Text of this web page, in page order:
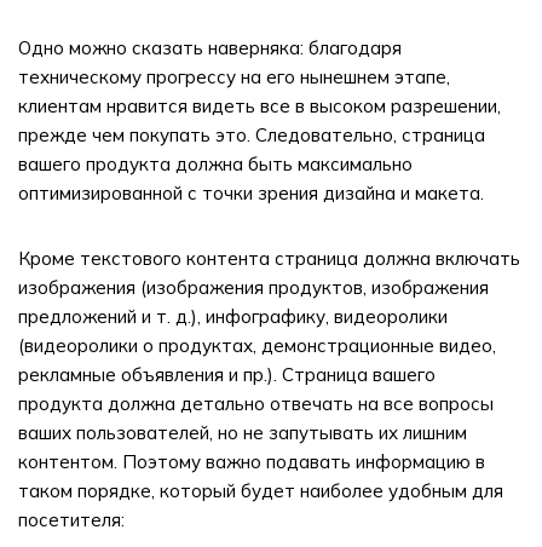
Одно можно сказать наверняка: благодаря
техническому прогрессу на его нынешнем этапе,
клиентам нравится видеть все в высоком разрешении,
прежде чем покупать это. Следовательно, страница
вашего продукта должна быть максимально
оптимизированной с точки зрения дизайна и макета.
Кроме текстового контента страница должна включать
изображения (изображения продуктов, изображения
предложений и т. д.), инфографику, видеоролики
(видеоролики о продуктах, демонстрационные видео,
рекламные объявления и пр.). Страница вашего
продукта должна детально отвечать на все вопросы
ваших пользователей, но не запутывать их лишним
контентом. Поэтому важно подавать информацию в
таком порядке, который будет наиболее удобным для
посетителя: